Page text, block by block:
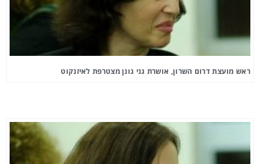
ראש מועצת דרום השרון, אושרת גני גונן מצטרפת לאיזנקוט